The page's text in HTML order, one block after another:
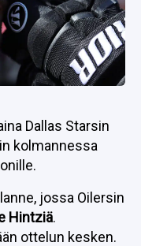
Dallas Starsin
kolmannessa
jossa Oilersin
Hintziä.
ottelun kesken.